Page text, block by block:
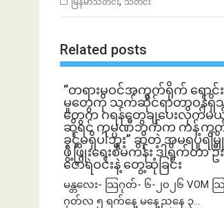
မြန်မာသတင်း သတင်း
Related posts
“တရားမဝင်အကွက်ရိုက် ရောင်း
မှုတွေကို သက်ဆိုင်ရာတာဝန်ရှိ
တွေက ဂရန်တွေချပေးလိုက်မ
ဆိုရင် ကုမ္ပဏီဘက်က ကန့်ကွ
ခွင့်မရှိပါဘူး” ဆိုတဲ့ အမရပူရမြို့
ဖွံ့ဖြိုးရေးစီမံကိန်း ဒါရိုက်တာ ဦး
ဇော်ရဲဝင်းနဲ့ တွေ့ဆုံခြင်း
မန္တလေး- သြဂုတ်- ၆-၂၀၂၆ VOM သ
ဂုတ်လ ၅ ရက်နေ့ မနေ့ညနေ ၃...